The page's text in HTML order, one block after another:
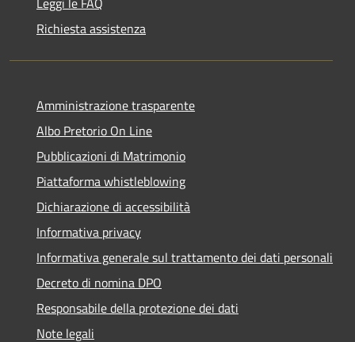
Richiesta assistenza
Amministrazione trasparente
Albo Pretorio On Line
Pubblicazioni di Matrimonio
Piattaforma whistleblowing
Dichiarazione di accessibilità
Informativa privacy
Informativa generale sul trattamento dei dati personali
Decreto di nomina DPO
Responsabile della protezione dei dati
Note legali